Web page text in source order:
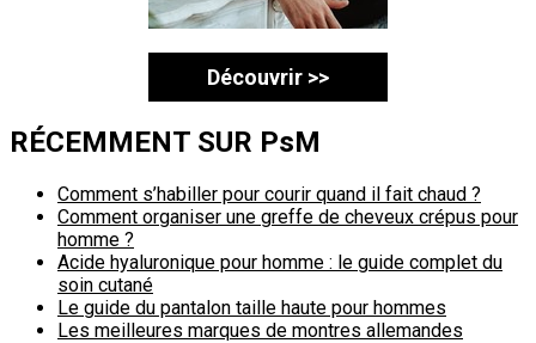
Découvrir >>
RÉCEMMENT SUR PsM
Comment s’habiller pour courir quand il fait chaud ?
Comment organiser une greffe de cheveux crépus pour
homme ?
Acide hyaluronique pour homme : le guide complet du
soin cutané
Le guide du pantalon taille haute pour hommes
Les meilleures marques de montres allemandes